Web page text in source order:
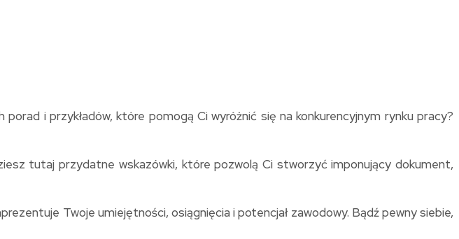
i przykładów, które pomogą Ci wyróżnić się na konkurencyjnym rynku pracy?
tutaj przydatne wskazówki, które pozwolą Ci stworzyć imponujący dokument,
Twoje umiejętności, osiągnięcia i potencjał zawodowy. Bądź pewny siebie,